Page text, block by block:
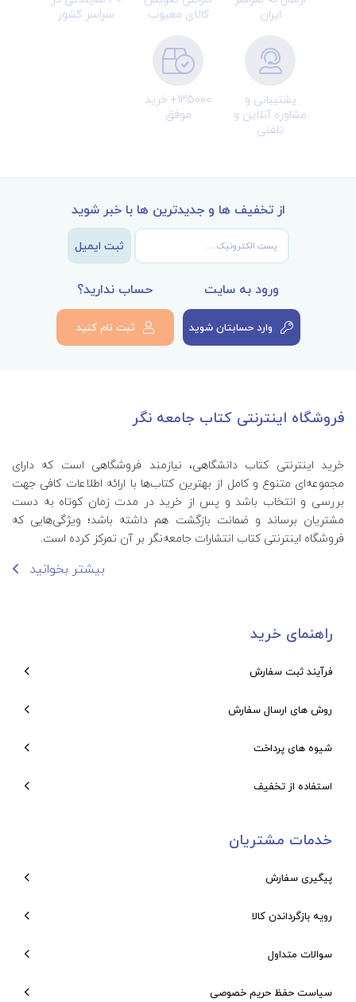
ایران کالای معیوب سراسر کشور
پشتیبانی و
مشاوره آنلاین و
تلفنی
135000+ خرید
موفق
از تخفیف ها و جدیدترین ها با خبر شوید
ثبت ایمیل
ورود به سایت
وارد حسابتان شوید
حساب ندارید؟
ثبت نام کنید
فروشگاه اینترنتی کتاب جامعه نگر
خرید اینترنتی کتاب‌ دانشگاهی، نیازمند فروشگاهی است که دارای
مجموعه‌ای متنوع و کامل از بهترین کتاب‌ها با ارائه اطلاعات کافی جهت
بررسی و انتخاب باشد و پس از خرید در مدت زمان کوتاه به دست
مشتریان برساند و ضمانت بازگشت هم داشته باشد؛ ویژگی‌هایی که
فروشگاه اینترنتی کتاب انتشارات جامعه‌نگر بر آن تمرکز کرده است.
بیشتر بخوانید
راهنمای خرید
فرآیند ثبت سفارش
روش های ارسال سفارش
شیوه های پرداخت
استفاده از تخفیف
خدمات مشتریان
پیگیری سفارش
رویه بازگرداندن کالا
سوالات متداول
سیاست حفظ حریم خصوصی